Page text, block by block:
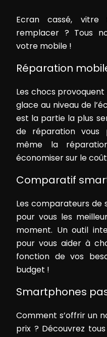
Ecran cassé,
remplacer ? Tous
votre mobile !
Réparation
Les chocs
glace au niveau de
est la partie la plus
de réparation vous
même la
économiser sur le
Comparatif
Les comparateurs
pour vous les
moment. Un outil
pour vous aider à
fonction de vos
budget !
Smartphones
Comment s’offrir un
prix ? Découvrez